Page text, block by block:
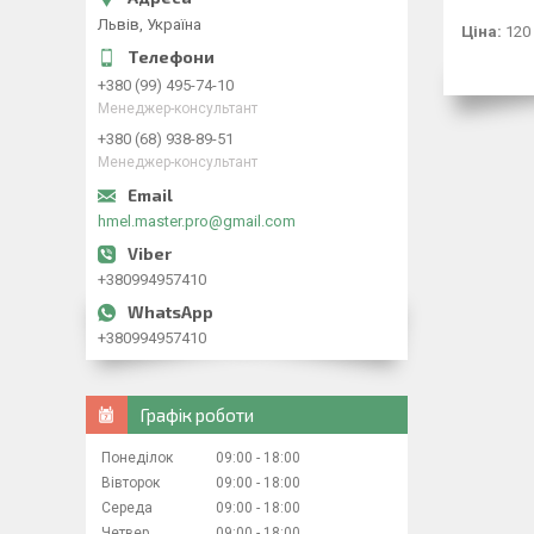
Ціна: 120
Львів, Україна
+380 (99) 495-74-10
Менеджер-консультант
+380 (68) 938-89-51
Менеджер-консультант
hmel.master.pro@gmail.com
+380994957410
+380994957410
Графік роботи
Понеділок 09:00
18:00
Вівторок
09:00
18:00
Середа
09:00
18:00